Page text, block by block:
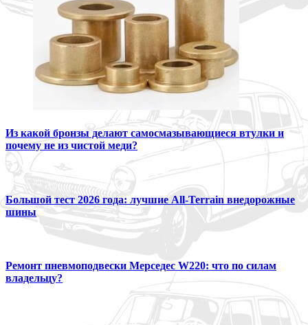
Из какой бронзы делают самосмазывающиеся втулки и
почему не из чистой меди?
Большой тест 2026 года: лучшие All-Terrain внедорожные
шины
Ремонт пневмоподвески Мерседес W220: что по силам
владельцу?